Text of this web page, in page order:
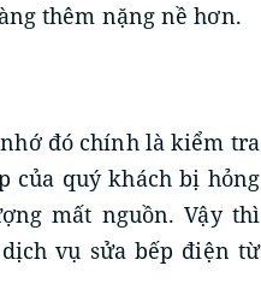
thêm nặng nề hơn.
đó chính là kiểm tra
của quý khách bị hỏng
mất nguồn. Vậy thì
vụ sửa bếp điện từ